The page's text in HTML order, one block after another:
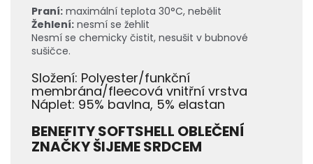
Praní: maximální teplota 30°C, nebělit
Žehlení: nesmí se žehlit
Nesmí se chemicky čistit, nesušit v bubnové
sušičce.
Složení: Polyester/funkční
membrána/fleecová vnitřní vrstva
Náplet: 95% bavlna, 5% elastan
BENEFITY SOFTSHELL OBLEČENÍ
ZNAČKY ŠIJEME SRDCEM